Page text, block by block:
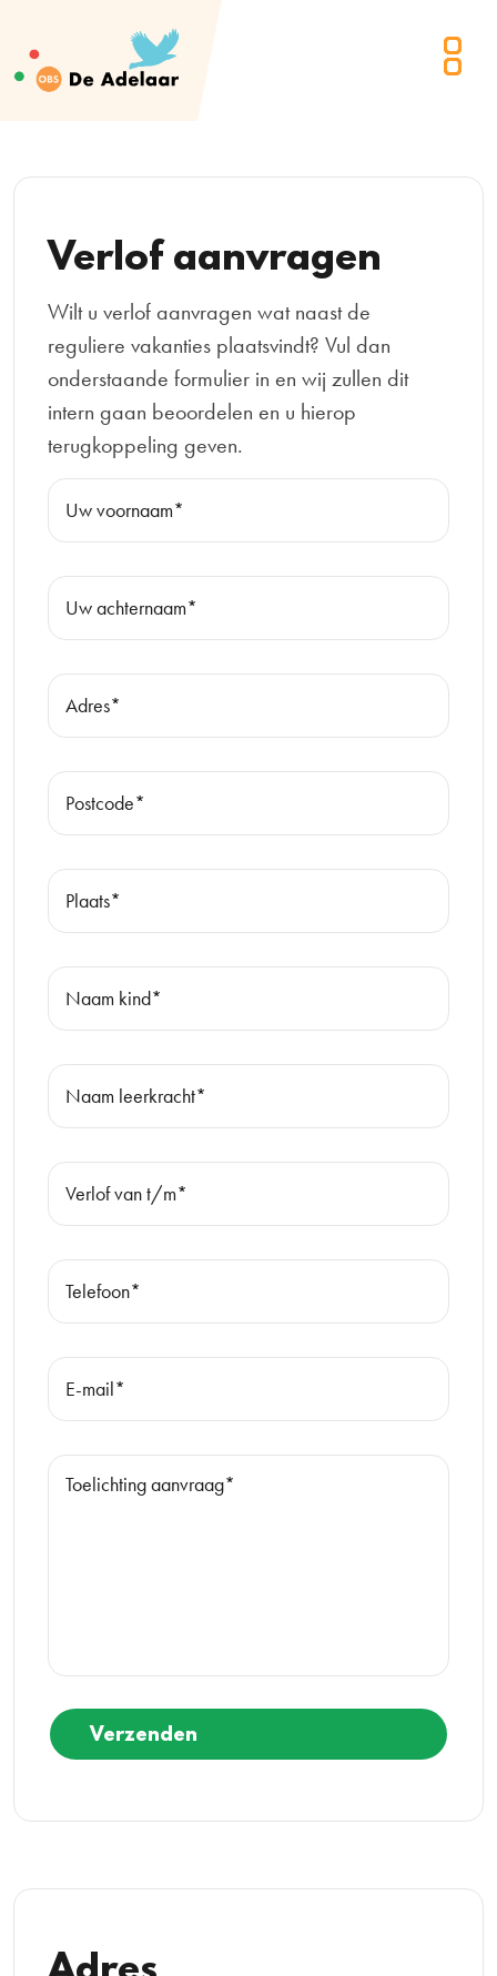
Verlof aanvragen
Wilt u verlof aanvragen wat naast de
reguliere vakanties plaatsvindt? Vul dan
onderstaande formulier in en wij zullen dit
intern gaan beoordelen en u hierop
terugkoppeling geven.
Verzenden